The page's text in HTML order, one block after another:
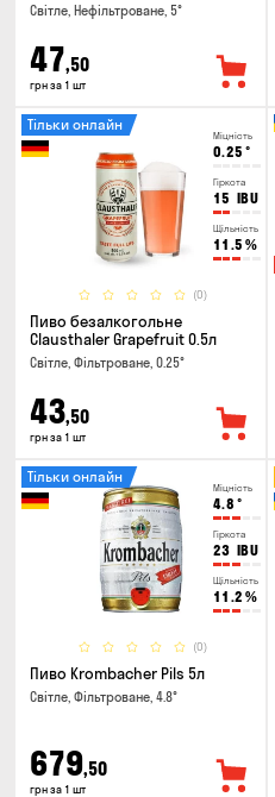
Світле, Нефільтроване, 5°
47,50
грн за 1 шт
Міцність
0.25 °
Гіркота
15 IBU
Щільність
11.5 %
(0)
Тільки онлайн
Пиво безалкогольне
Clausthaler Grapefruit 0.5л
Світле, Фільтроване, 0.25°
43,50
грн за 1 шт
Міцність
4.8 °
Гіркота
23 IBU
Щільність
11.2 %
(0)
Тільки онлайн
Пиво Krombacher Pils 5л
Світле, Фільтроване, 4.8°
679,50
грн за 1 шт